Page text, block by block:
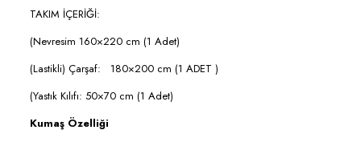
TAKIM İÇERİĞİ:
(Nevresim 160×220 cm (1 Adet)
(Lastikli) Çarşaf: 180×200 cm (1 ADET )
(Yastık Kılıfı: 50×70 cm (1 Adet)
Kumaş Özelliği